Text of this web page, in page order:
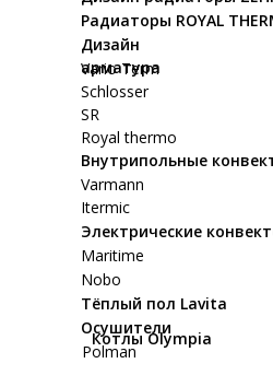
Дизайн
арматура
Vario Term
Schlosser
SR
Тёплый пол Lavita
Внутрипольные
Электрические
Varmann
Itermic
Осушители
Котлы Olympia
Polman
Maritime
Nobo
Радиаторы ROYAL
Royal thermo